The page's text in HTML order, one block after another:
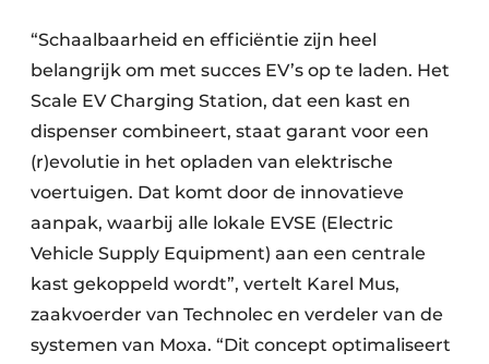
“Schaalbaarheid en efficiëntie zijn heel
belangrijk om met succes EV’s op te laden. Het
Scale EV Charging Station, dat een kast en
dispenser combineert, staat garant voor een
(r)evolutie in het opladen van elektrische
voertuigen. Dat komt door de innovatieve
aanpak, waarbij alle lokale EVSE (Electric
Vehicle Supply Equipment) aan een centrale
kast gekoppeld wordt”, vertelt Karel Mus,
zaakvoerder van Technolec en verdeler van de
systemen van Moxa. “Dit concept optimaliseert